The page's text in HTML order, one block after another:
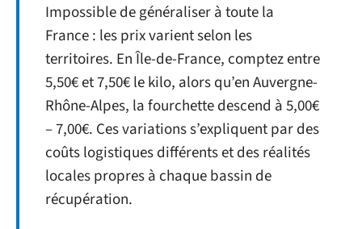
Impossible de généraliser à toute la
France : les prix varient selon les
territoires. En Île-de-France, comptez entre
5,50€ et 7,50€ le kilo, alors qu’en Auvergne-
Rhône-Alpes, la fourchette descend à 5,00€
– 7,00€. Ces variations s’expliquent par des
coûts logistiques différents et des réalités
locales propres à chaque bassin de
récupération.